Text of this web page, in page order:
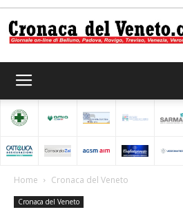
del
Home Cronaca del Veneto
Cronaca del Veneto